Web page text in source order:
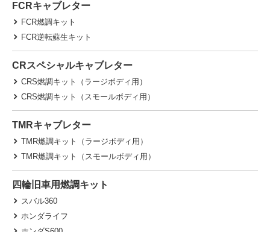
FCRキャブレター
FCR燃調キット
FCR逆転蘇生キット
CRスペシャルキャブレター
CRS燃調キット（ラージボディ用）
CRS燃調キット（スモールボディ用）
TMRキャブレター
TMR燃調キット（ラージボディ用）
TMR燃調キット（スモールボディ用）
四輪旧車用燃調キット
スバル360
ホンダライフ